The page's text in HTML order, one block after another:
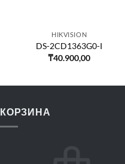
HIKVISION
DS-2CD1363G0-I
₸40.900,00
КОРЗИНА